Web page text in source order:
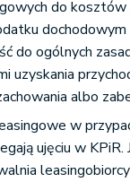
do
do ogólnych
uzyskania
albo
w
ujęciu w KPiR.